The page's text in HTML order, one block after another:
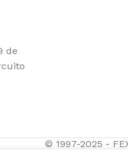
de
© 1997-2025 -